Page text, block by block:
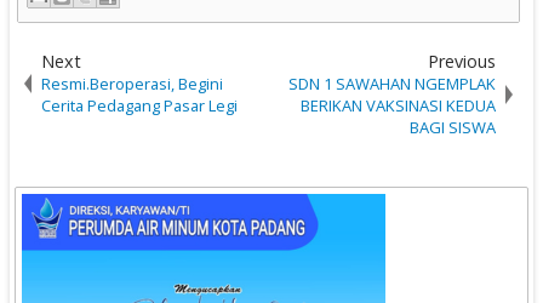
Next
Resmi.Beroperasi, Begini
Cerita Pedagang Pasar Legi
Previous
SDN 1 SAWAHAN NGEMPLAK
BERIKAN VAKSINASI KEDUA
BAGI SISWA